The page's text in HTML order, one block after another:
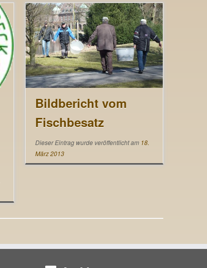
Bildbericht vom
Fischbesatz
Dieser Eintrag wurde veröffentlicht am 18.
März 2013